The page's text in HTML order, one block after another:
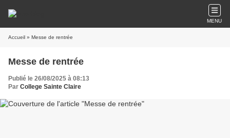
MENU
Accueil » Messe de rentrée
Messe de rentrée
Publié le 26/08/2025 à 08:13
Par College Sainte Claire